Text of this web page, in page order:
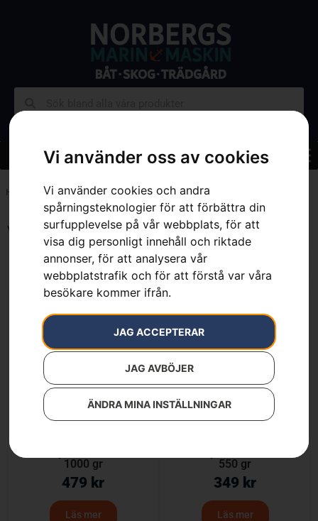
Vi använder oss av cookies
Vi använder cookies och andra
spårningsteknologier för att förbättra din
surfupplevelse på vår webbplats, för att
visa dig personligt innehåll och riktade
annonser, för att analysera vår
webbplatstrafik och för att förstå var våra
besökare kommer ifrån.
JAG ACCEPTERAR
JAG AVBÖJER
ÄNDRA MINA INSTÄLLNINGAR
Hem Sortiment»Skog» Skogsverktyg»Sida 4
Visar 37–48 av 85 resultat
1000 gr
479 kr
Läs mer
550 gr
349 kr
Läs mer